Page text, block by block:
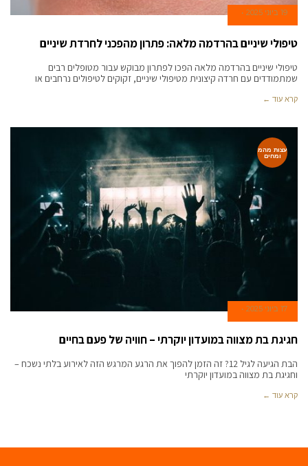
19 ביוני 2025
טיפולי שיניים בהרדמה מלאה: פתרון מהפכני לחרדת שיניים
טיפולי שיניים בהרדמה מלאה הפכו לפתרון מבוקש עבור מטופלים רבים
שמתמודדים עם חרדה קיצונית מטיפולי שיניים, זקוקים לטיפולים נרחבים או
קרא עוד ←
עצות מהמ
ומחים
17 ביוני 2025
חגיגת בת מצווה במועדון יוקרתי – חוויה של פעם בחיים
הבת הגיעה לגיל 12? זה הזמן להפוך את הרגע המרגש הזה לאירוע בלתי נשכח –
וחגיגת בת מצווה במועדון יוקרתי
קרא עוד ←